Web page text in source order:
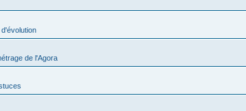
de l'Agora